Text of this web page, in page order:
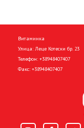
Витаминка
Улица: Леце Котески бр. 23
Телефон: +38948407407
Факс: +38948407407